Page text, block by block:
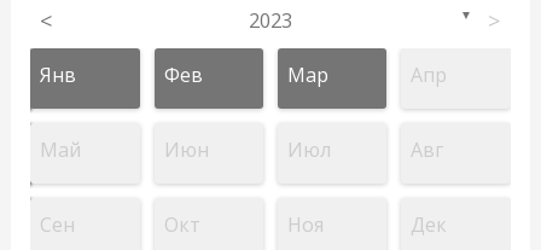
< 2023 ▼ >
Янв Фев Мар Апр
Май Июн Июл Авг
Сен Окт Ноя Дек